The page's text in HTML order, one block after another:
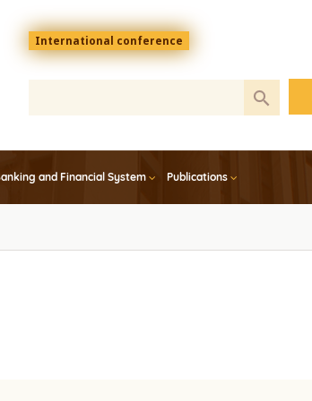
Menu
top
En
International conference
and Financial System Publications